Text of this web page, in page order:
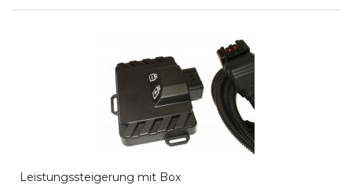
Leistungssteigerung mit Box